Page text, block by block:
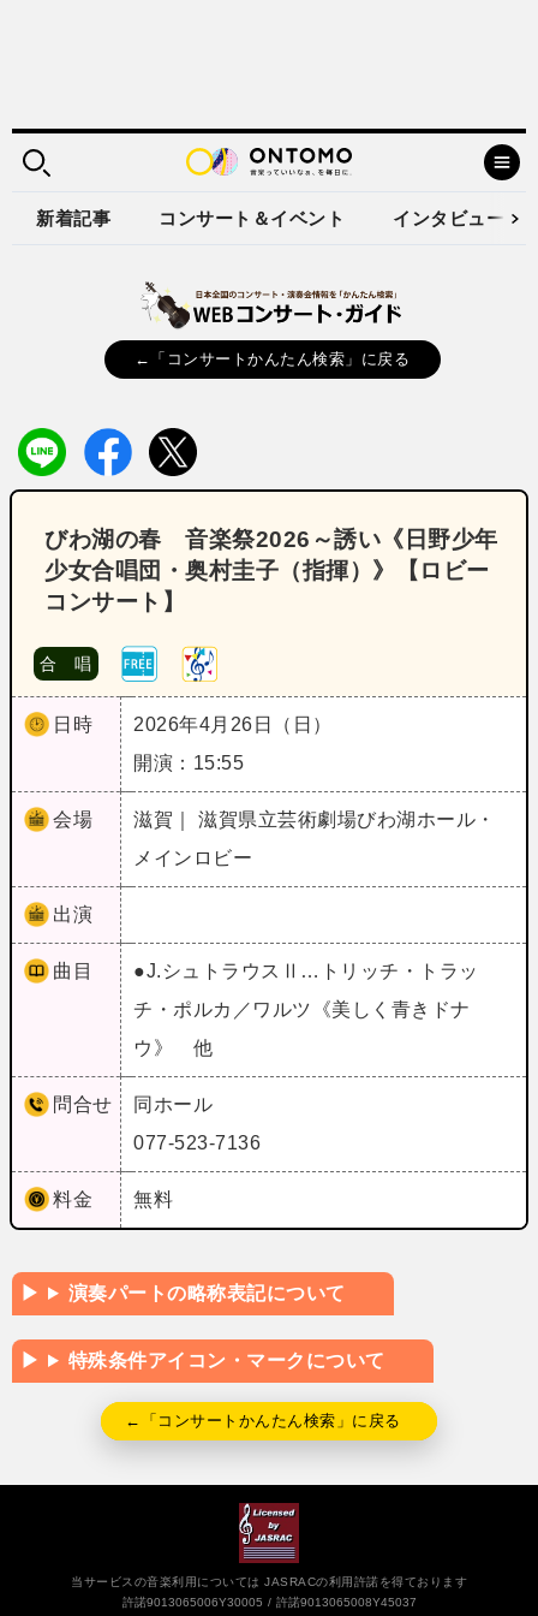
新着記事 コンサート＆イベント インタビュー
←「コンサートかんたん検索」に戻る
びわ湖の春 音楽祭2026～誘い《日野少年
少女合唱団・奥村圭子（指揮）》【ロビー
コンサート】
合 唱
日時
2026年4月26日（日）
開演：15:55
会場
滋賀｜ 滋賀県立芸術劇場びわ湖ホール・
メインロビー
出演
曲目
●J.シュトラウスⅡ…トリッチ・トラッ
チ・ポルカ／ワルツ《美しく青きドナ
ウ》 他
問合せ
同ホール
077-523-7136
料金 無料
演奏パートの略称表記について
特殊条件アイコン・マークについて
←「コンサートかんたん検索」に戻る
当サービスの音楽利用については JASRACの利用許諾を得ております
許諾9013065006Y30005
許諾9013065008Y45037